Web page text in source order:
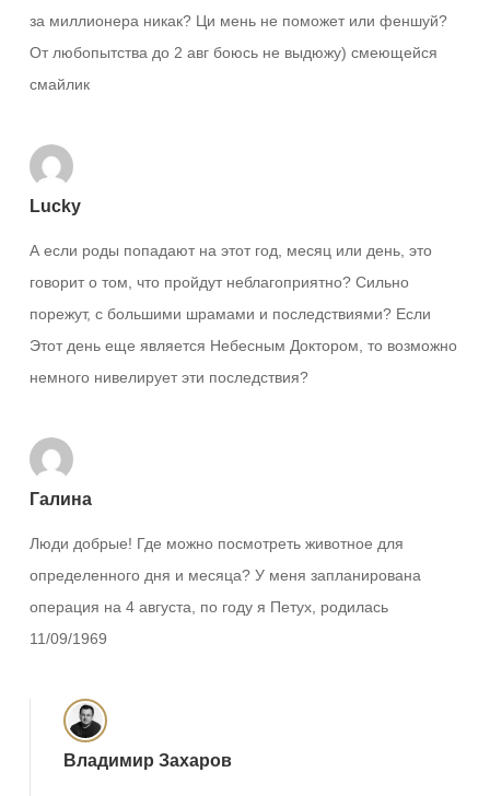
за миллионера никак? Ци мень не поможет или феншуй?
От любопытства до 2 авг боюсь не выдюжу) смеющейся
смайлик
Lucky
А если роды попадают на этот год, месяц или день, это
говорит о том, что пройдут неблагоприятно? Сильно
порежут, с большими шрамами и последствиями? Если
Этот день еще является Небесным Доктором, то возможно
немного нивелирует эти последствия?
Галина
Люди добрые! Где можно посмотреть животное для
определенного дня и месяца? У меня запланирована
операция на 4 августа, по году я Петух, родилась
11/09/1969
Владимир Захаров